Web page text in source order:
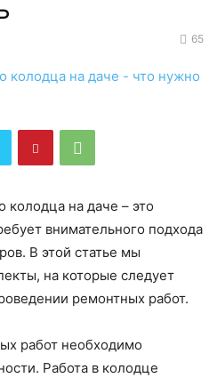
65
колодца на даче – это
внимательного подхода
В этой статье мы
на которые следует
ремонтных работ.
работ необходимо
Работа в колодце